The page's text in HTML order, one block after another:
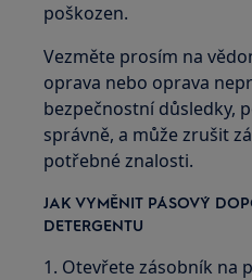
poškozen.
Vezměte prosím na
oprava nebo oprava
bezpečnostní důsledky,
správně, a může zrušit
potřebné znalosti.
JAK VYMĚNIT PÁSOVÝ
DETERGENTU
1. Otevřete zásobník na